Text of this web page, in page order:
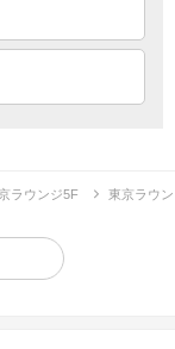
】
したい
ラウンジ5F 東京ラウ